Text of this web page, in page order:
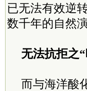
已无法有效逆
数千年的自然演
无法抗拒之
而与海洋酸